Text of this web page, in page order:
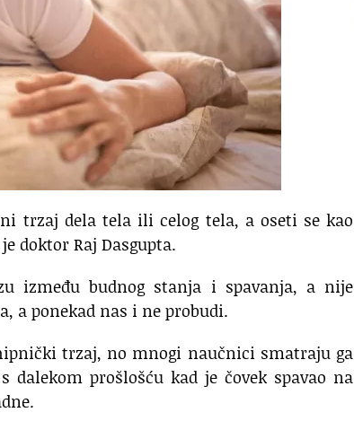
trzaj dela tela ili celog tela, a oseti se kao
doktor Raj Dasgupta.
između budnog stanja i spavanja, a nije
a ponekad nas i ne probudi.
trzaj, no mnogi naučnici smatraju ga
dalekom prošlošću kad je čovek spavao na